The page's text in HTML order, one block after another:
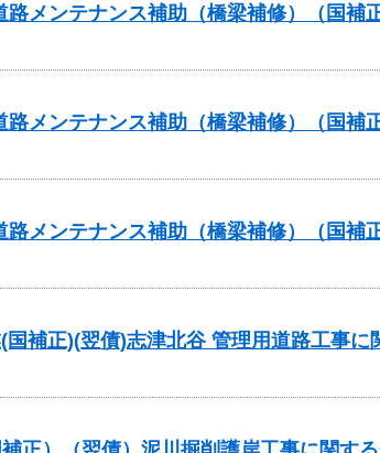
メンテナンス補助（橋梁補修）（国補
メンテナンス補助（橋梁補修）（国補
メンテナンス補助（橋梁補修）（国補
補正)(翌債)志津北谷 管理用道路工事に